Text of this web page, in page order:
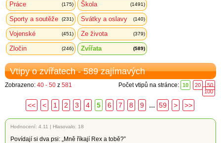
Práce (175) Škola (1491)
Sporty a soutěže (231) Svátky a oslavy (140)
Vojenské (451) Ze života (379)
Zločin (246) Zvířata (589)
Vtipy o zvířatech - 589 zajímavých
Zobrazeno: 40 - 50 z 581 Počet vtipů na stránce: 10 20
50
100
<< < 1 2 3 4 5 6 7 8 9 ... 59 > >>
Hodnocení: 4.11 | Hlasovalo: 18
Povídají si dva psi: „Mně říkají Rex a tobě?”